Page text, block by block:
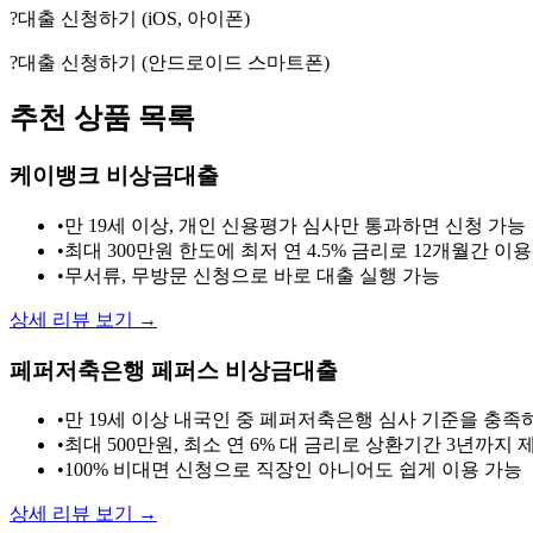
?대출 신청하기 (iOS, 아이폰)
?대출 신청하기 (안드로이드 스마트폰)
추천 상품 목록
케이뱅크 비상금대출
•만 19세 이상, 개인 신용평가 심사만 통과하면 신청 가능
•최대 300만원 한도에 최저 연 4.5% 금리로 12개월간 이용
•무서류, 무방문 신청으로 바로 대출 실행 가능
상세 리뷰 보기 →
페퍼저축은행 페퍼스 비상금대출
•만 19세 이상 내국인 중 페퍼저축은행 심사 기준을 충족
•최대 500만원, 최소 연 6% 대 금리로 상환기간 3년까지
•100% 비대면 신청으로 직장인 아니어도 쉽게 이용 가능
상세 리뷰 보기 →